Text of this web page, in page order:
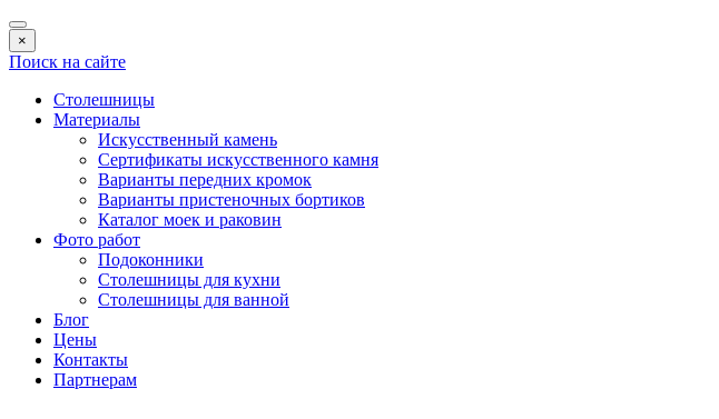
×
Поиск на сайте
Столешницы
Материалы
Искусственный камень
Сертификаты искусственного камня
Варианты передних кромок
Варианты пристеночных бортиков
Каталог моек и раковин
Фото работ
Подоконники
Столешницы для кухни
Столешницы для ванной
Блог
Цены
Контакты
Партнерам